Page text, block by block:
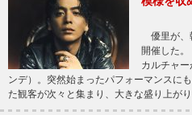
優里が、
開催した
カルチャ
ンデ）。突然始まったパフォーマンスに
た観客が次々と集まり、大きな盛り上が